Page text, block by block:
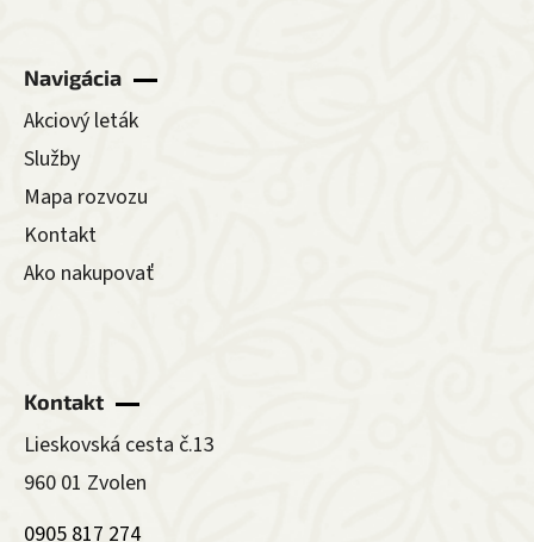
Navigácia
Akciový leták
Služby
Mapa rozvozu
Kontakt
Ako nakupovať
Kontakt
Lieskovská cesta č.13
960 01 Zvolen
0905 817 274